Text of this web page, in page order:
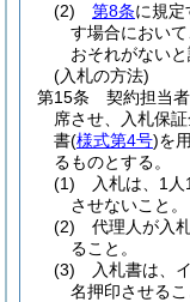
(2)
第8条に規
す場合におい
おそれがないと
(入札の方法)
第15条
契約担当
席させ、入札保
書(様式第4号)を
るものとする。
(1)
入札は、1
させないこと。
(2)
代理人が入
ること。
(3)
入札書は、
名押印させるこ